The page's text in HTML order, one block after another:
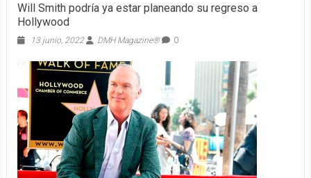
Will Smith podría ya estar planeando su regreso a
Hollywood
13 junio, 2022 DMH Magazine® 0